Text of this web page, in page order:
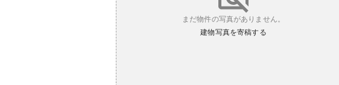
まだ物件の写真がありません。
建物写真を寄稿する